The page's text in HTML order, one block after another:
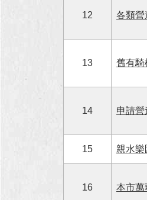
12 各類營
13 舊有騎
14 申請
15 親水
16 本市萬